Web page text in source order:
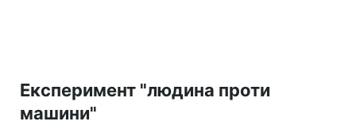
Експеримент "людина проти
машини"